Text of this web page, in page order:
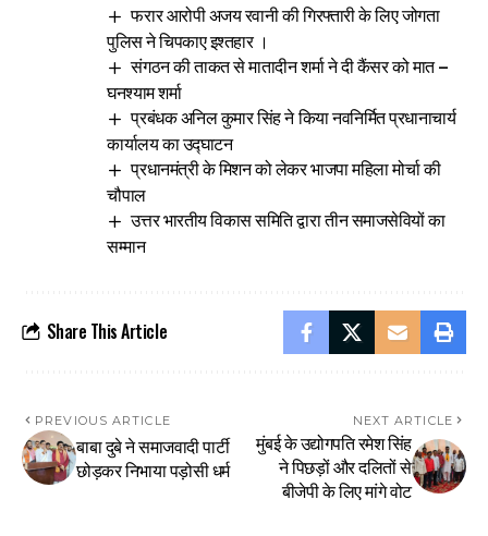
फरार आरोपी अजय रवानी की गिरफ्तारी के लिए जोगता
पुलिस ने चिपकाए इश्तहार ।
संगठन की ताकत से मातादीन शर्मा ने दी कैंसर को मात –
घनश्याम शर्मा
प्रबंधक अनिल कुमार सिंह ने किया नवनिर्मित प्रधानाचार्य
कार्यालय का उद्घाटन
प्रधानमंत्री के मिशन को लेकर भाजपा महिला मोर्चा की
चौपाल
उत्तर भारतीय विकास समिति द्वारा तीन समाजसेवियों का
सम्मान
Share This Article
PREVIOUS ARTICLE
बाबा दुबे ने समाजवादी पार्टी
छोड़कर निभाया पड़ोसी धर्म
NEXT ARTICLE
मुंबई के उद्योगपति रमेश सिंह
ने पिछड़ों और दलितों से
बीजेपी के लिए मांगे वोट